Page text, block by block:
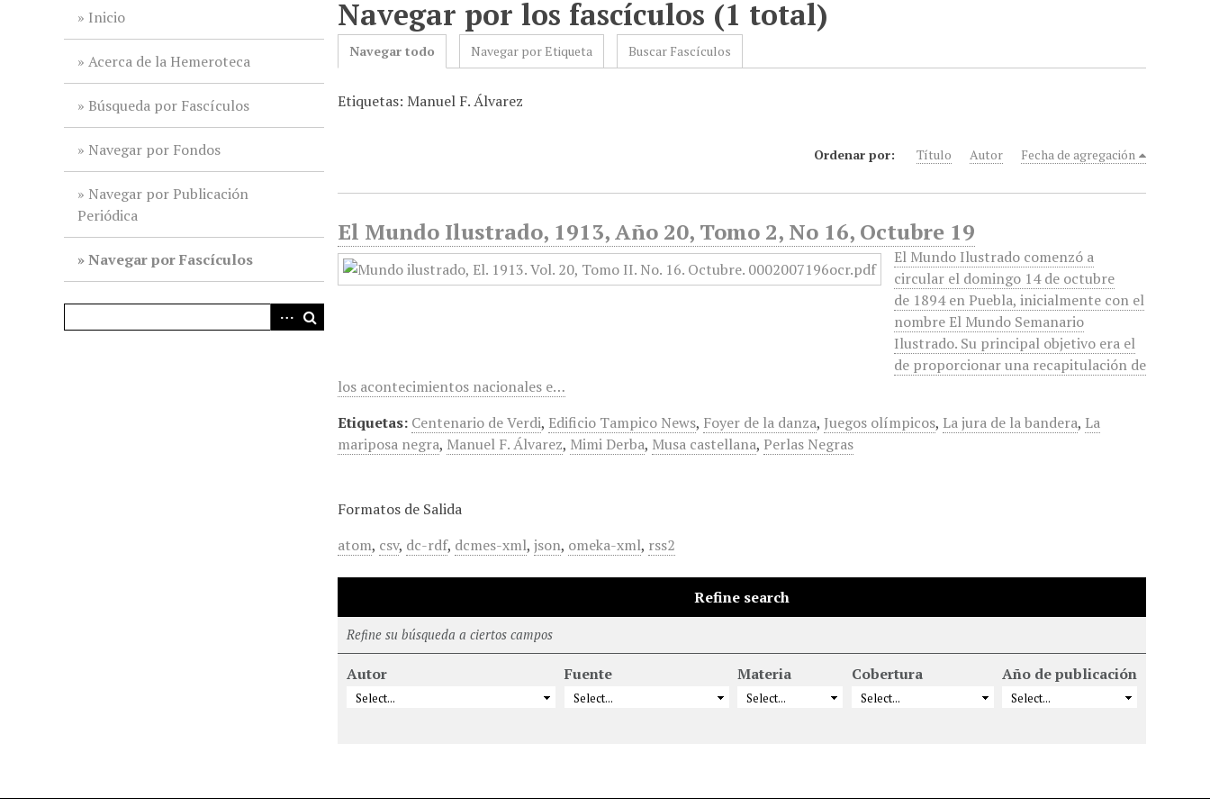
Inicio
Acerca de la Hemeroteca
Búsqueda por Fascículos
Navegar por Fondos
Navegar por Publicación
Periódica
Navegar por Fascículos
Navegar por los fascículos (1 total)
Navegar todo Navegar por Etiqueta Buscar Fascículos
Etiquetas: Manuel F. Álvarez
Ordenar por: Título Autor Fecha de agregación
El Mundo Ilustrado, 1913, Año 20, Tomo 2, No 16, Octubre 19
El Mundo Ilustrado comenzó a
circular el domingo 14 de octubre
de 1894 en Puebla, inicialmente con el
nombre El Mundo Semanario
Ilustrado. Su principal objetivo era el
de proporcionar una recapitulación de
los acontecimientos nacionales e…
Etiquetas: Centenario de Verdi, Edificio Tampico News, Foyer de la danza, Juegos olímpicos, La jura de la bandera, La
mariposa negra, Manuel F. Álvarez, Mimi Derba, Musa castellana, Perlas Negras
Formatos de Salida
atom, csv, dc-rdf, dcmes-xml,json, omeka-xml, rss2
Refine search
Refine su búsqueda a ciertos campos
Autor Fuente Materia Cobertura Año de publicación